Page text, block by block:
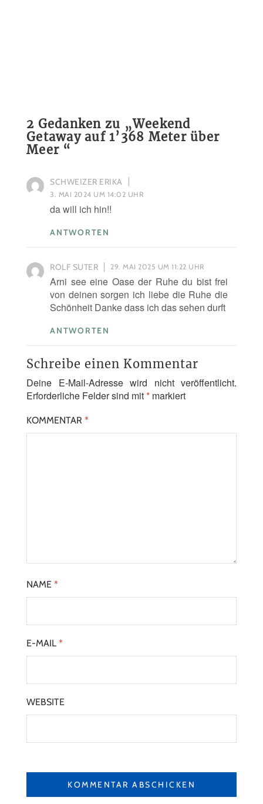
2 Gedanken zu „Weekend
Getaway auf 1’368 Meter über
Meer “
SCHWEIZER ERIKA
3. MAI 2024 UM 14:02 UHR
da will ich hin!!
ANTWORTEN
ROLF SUTER 29. MAI 2025 UM 11:22 UHR
Arni see eine Oase der Ruhe du bist frei
von deinen sorgen ich liebe die Ruhe die
Schönheit Danke dass ich das sehen durft
ANTWORTEN
Schreibe einen Kommentar
Deine E-Mail-Adresse wird nicht veröffentlicht.
Erforderliche Felder sind mit* markiert
KOMMENTAR *
NAME *
E-MAIL *
WEBSITE